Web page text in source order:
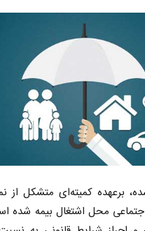
برعهده کمیته‌ای متشکل از
اجتماعی محل اشتغال بیمه‌ شده